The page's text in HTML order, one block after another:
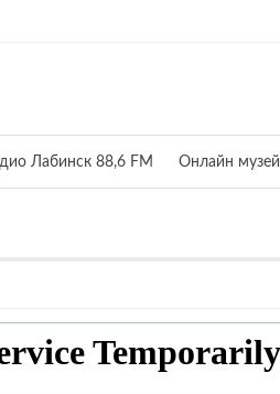
Лабинск 88,6 FM Онлайн музей